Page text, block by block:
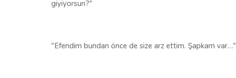
giyiyorsun?"
"Efendim bundan önce de size arz ettim. Şapkam var…"